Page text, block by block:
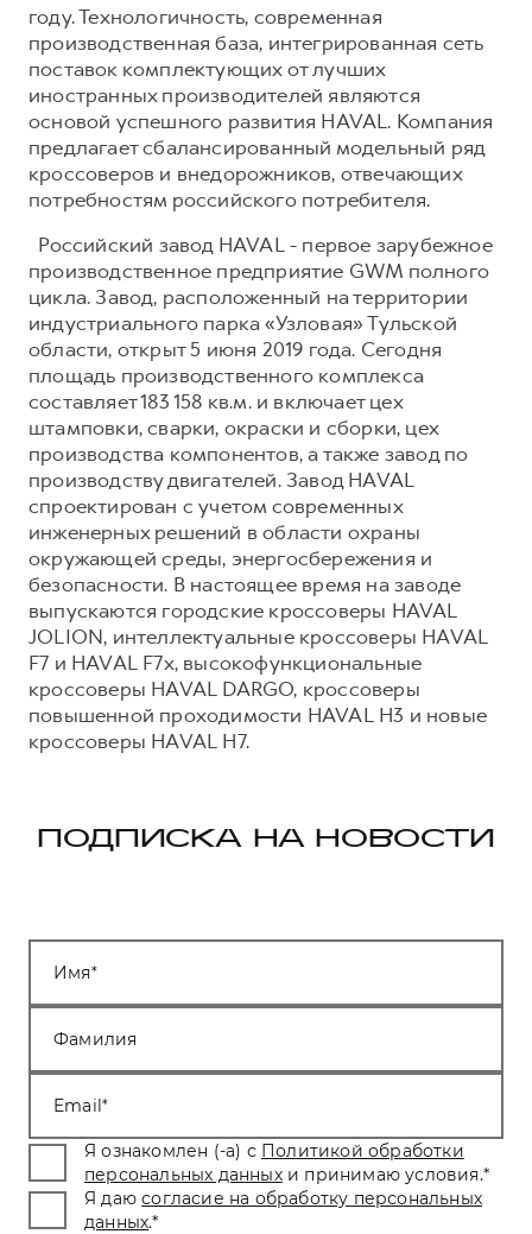
году. Технологичность, современная
производственная база, интегрированная сеть
поставок комплектующих от лучших
иностранных производителей являются
основой успешного развития HAVAL. Компания
предлагает сбалансированный модельный ряд
кроссоверов и внедорожников, отвечающих
потребностям российского потребителя.
Российский завод HAVAL - первое зарубежное
производственное предприятие GWM полного
цикла. Завод, расположенный на территории
индустриального парка «Узловая» Тульской
области, открыт 5 июня 2019 года. Сегодня
площадь производственного комплекса
составляет 183 158 кв.м. и включает цех
штамповки, сварки, окраски и сборки, цех
производства компонентов, а также завод по
производству двигателей. Завод HAVAL
спроектирован с учетом современных
инженерных решений в области охраны
окружающей среды, энергосбережения и
безопасности. В настоящее время на заводе
выпускаются городские кроссоверы HAVAL
JOLION, интеллектуальные кроссоверы HAVAL
F7 и HAVAL F7x, высокофункциональные
кроссоверы HAVAL DARGO, кроссоверы
повышенной проходимости HAVAL H3 и новые
кроссоверы HAVAL H7.
ПОДПИСКА НА НОВОСТИ
Имя
Фамилия
Email
Я ознакомлен (-а) с Политикой обработки
персональных данных и принимаю условия.*
Я даю согласие на обработку персональных
данных.*